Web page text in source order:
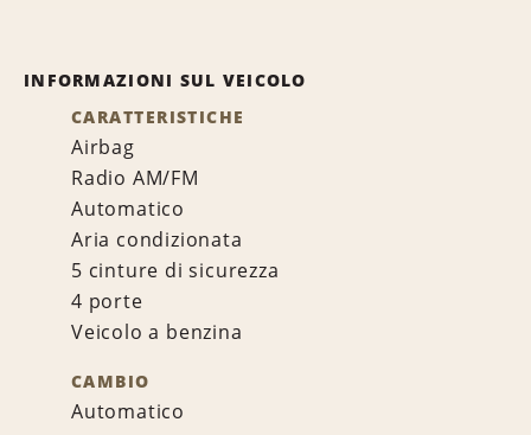
INFORMAZIONI SUL VEICOLO
CARATTERISTICHE
Airbag
Radio AM/FM
Automatico
Aria condizionata
5 cinture di sicurezza
4 porte
Veicolo a benzina
CAMBIO
Automatico